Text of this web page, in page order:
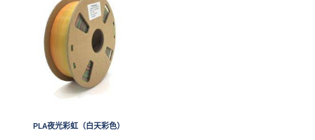
PLA夜光彩虹（白天彩色）